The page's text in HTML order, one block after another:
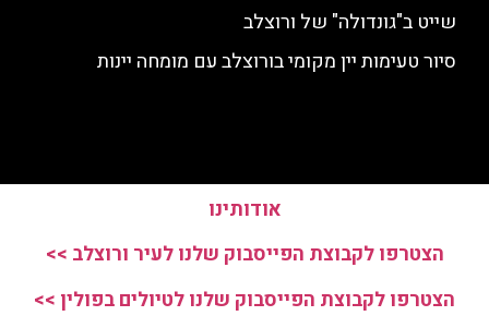
שייט ב"גונדולה" של ורוצלב
סיור טעימות יין מקומי בורוצלב עם מומחה יינות
אודותינו
הצטרפו לקבוצת הפייסבוק שלנו לעיר ורוצלב >>
הצטרפו לקבוצת הפייסבוק שלנו לטיולים בפולין >>